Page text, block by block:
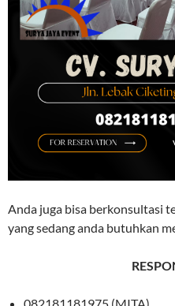
Anda juga bisa berkonsultasi
yang sedang anda butuhkan